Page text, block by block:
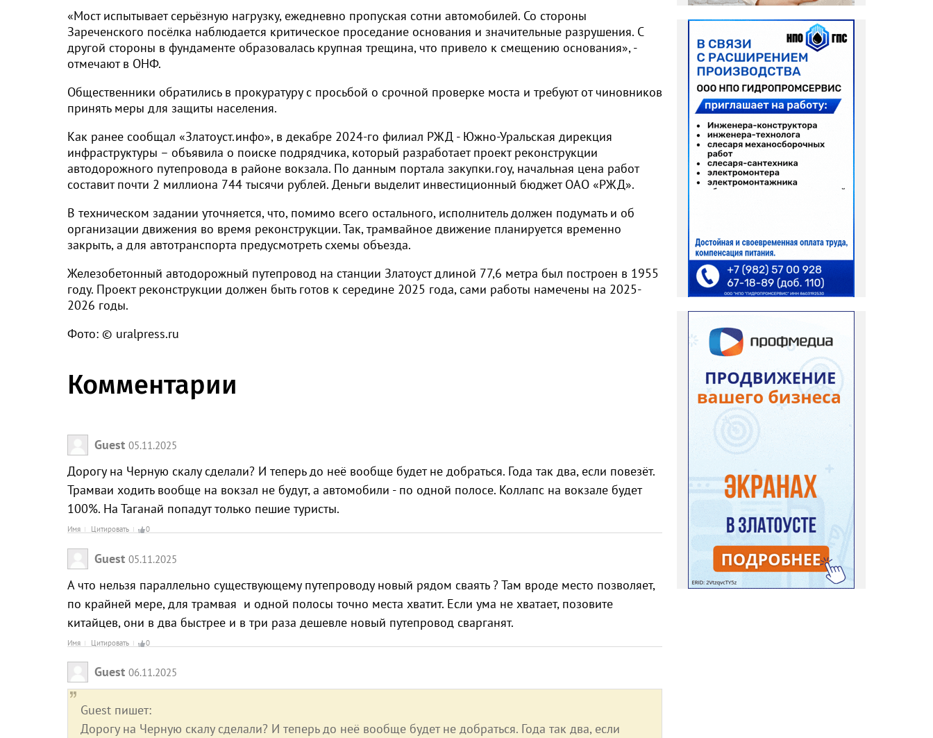
«Мост испытывает серьёзную нагрузку, ежедневно пропуская сотни автомобилей. Со стороны
Зареченского посёлка наблюдается критическое проседание основания и значительные разрушения. С
другой стороны в фундаменте образовалась крупная трещина, что привело к смещению основания», -
отмечают в ОНФ.
Общественники обратились в прокуратуру с просьбой о срочной проверке моста и требуют от чиновников
принять меры для защиты населения.
Как ранее сообщал «Златоуст.инфо», в декабре 2024-го филиал РЖД - Южно-Уральская дирекция
инфраструктуры – объявила о поиске подрядчика, который разработает проект реконструкции
автодорожного путепровода в районе вокзала. По данным портала закупки.гоу, начальная цена работ
составит почти 2 миллиона 744 тысячи рублей. Деньги выделит инвестиционный бюджет ОАО «РЖД».
В техническом задании уточняется, что, помимо всего остального, исполнитель должен подумать и об
организации движения во время реконструкции. Так, трамвайное движение планируется временно
закрыть, а для автотранспорта предусмотреть схемы объезда.
Железобетонный автодорожный путепровод на станции Златоуст длиной 77,6 метра был построен в 1955
году. Проект реконструкции должен быть готов к середине 2025 года, сами работы намечены на 2025-
2026 годы.
Фото: © uralpress.ru
Комментарии
Guest 05.11.2025
Дорогу на Черную скалу сделали? И теперь до неё вообще будет не добраться. Года так два, если повезёт.
Трамваи ходить вообще на вокзал не будут, а автомобили - по одной полосе. Коллапс на вокзале будет
100%. На Таганай попадут только пешие туристы.
Имя Цитировать 0
Guest 05.11.2025
А что нельзя параллельно существующему путепроводу новый рядом сваять ? Там вроде место позволяет,
по крайней мере, для трамвая и одной полосы точно места хватит. Если ума не хватает, позовите
китайцев, они в два быстрее и в три раза дешевле новый путепровод сварганят.
Имя Цитировать 0
Guest 06.11.2025
Guest пишет:
Дорогу на Черную скалу сделали? И теперь до неё вообще будет не добраться. Года так два, если